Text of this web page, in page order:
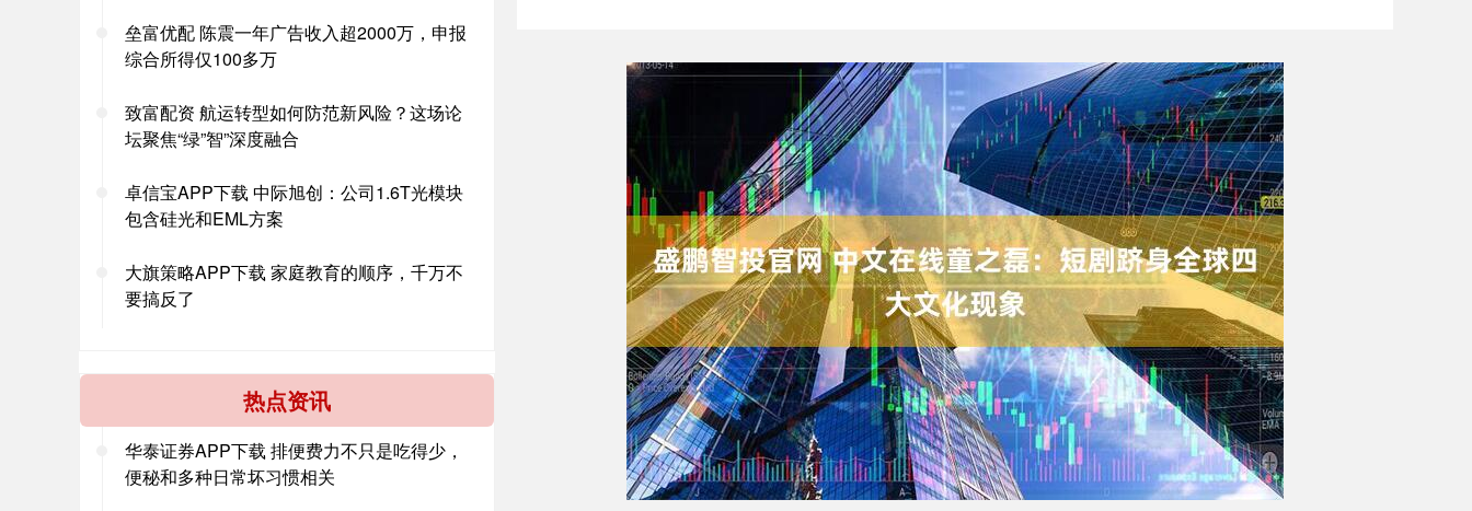
垒富优配 陈震一年广告收入超2000万，申报
综合所得仅100多万
致富配资 航运转型如何防范新风险？这场论
坛聚焦“绿”智”深度融合
卓信宝APP下载 中际旭创：公司1.6T光模块
包含硅光和EML方案
大旗策略APP下载 家庭教育的顺序，千万不
要搞反了
热点资讯
华泰证券APP下载 排便费力不只是吃得少，
便秘和多种日常坏习惯相关